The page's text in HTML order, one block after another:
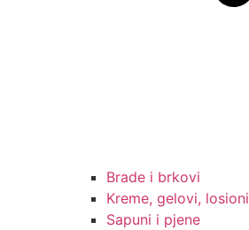
Brade i brkovi
Kreme, gelovi, losioni
Sapuni i pjene